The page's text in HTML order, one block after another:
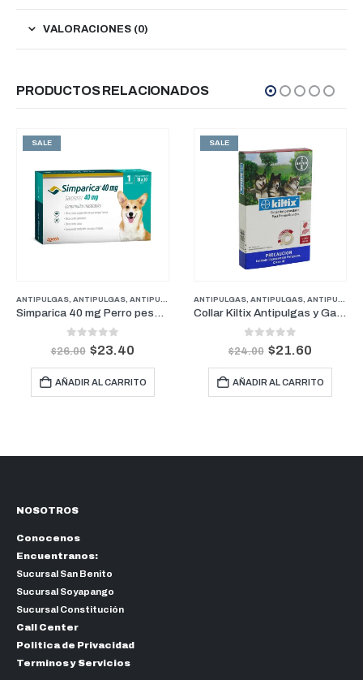
VALORACIONES (0)
PRODUCTOS RELACIONADOS
, FARMACIA PERROS,PROMOCIONES
SALE
ANTIPULGAS ANTIPULGAS ANTIPULGAS PERROS PESOS MEDIANOS , FARMACIA
Simparica 40 mg Perro pesos de 10 kg a 20 kg (1 Mes)
out of 5
$26.00 $23.40
AÑADIR AL CARRITO
SALE
ANTIPULGAS ANTIPULGAS ANTIPULGAS PERROS PESOS GRANDES
Collar Kiltix Antipulgas y Garrapatas Grande 66 cm
out of 5
$24.00 $21.60
AÑADIR AL CARRITO
NOSOTROS
Conocenos
Encuentranos:
Sucursal San Benito
Sucursal Soyapango
Sucursal Constitución
Call Center
Politica de Privacidad
Terminos y Servicios